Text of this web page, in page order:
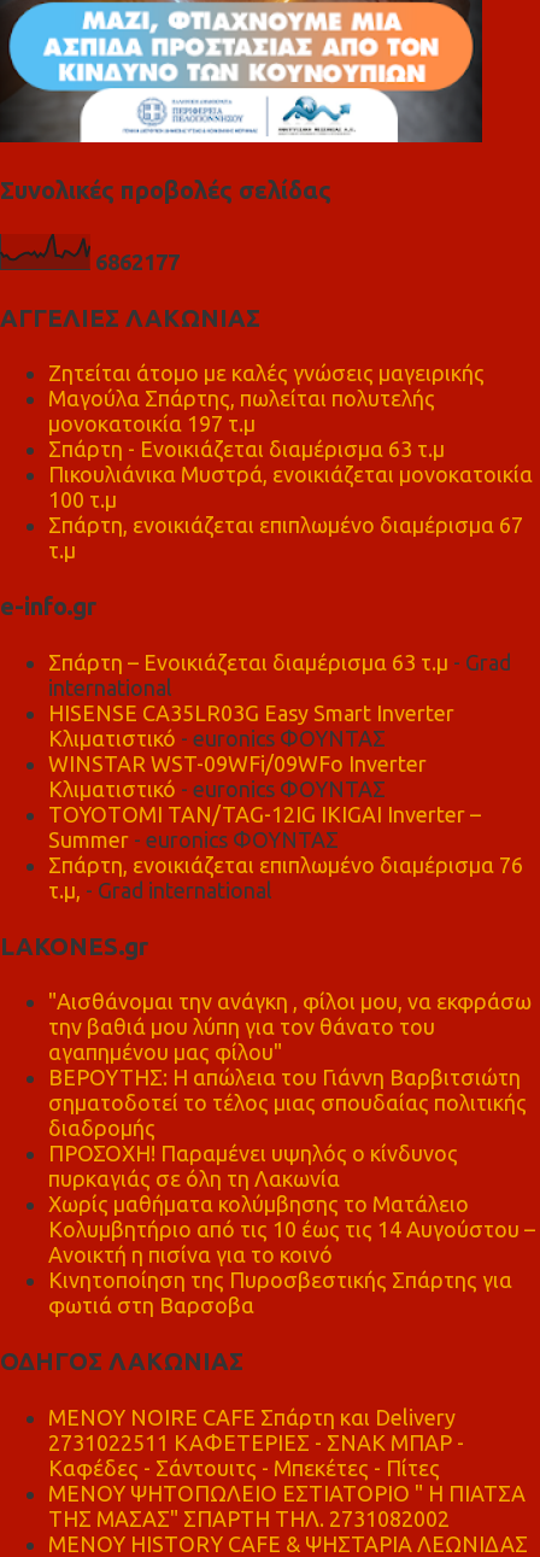
Συνολικές προβολές σελίδας
6862177
ΑΓΓΕΛΙΕΣ ΛΑΚΩΝΙΑΣ
Ζητείται άτομο με καλές γνώσεις μαγειρικής
Μαγούλα Σπάρτης, πωλείται πολυτελής
μονοκατοικία 197 τ.μ
Σπάρτη - Ενοικιάζεται διαμέρισμα 63 τ.μ
Πικουλιάνικα Μυστρά, ενοικιάζεται μονοκατοικία
100 τ.μ
Σπάρτη, ενοικιάζεται επιπλωμένο διαμέρισμα 67
τ.μ
e-info.gr
Σπάρτη – Ενοικιάζεται διαμέρισμα 63 τ.μ - Grad
international
HISENSE CA35LR03G Easy Smart Inverter
Κλιματιστικό - euronics ΦΟΥΝΤΑΣ
WINSTAR WST-09WFi/09WFo Inverter
Κλιματιστικό - euronics ΦΟΥΝΤΑΣ
TOYOTOMI TAN/TAG-12IG IKIGAI Inverter –
Summer - euronics ΦΟΥΝΤΑΣ
Σπάρτη, ενοικιάζεται επιπλωμένο διαμέρισμα 76
τ.μ, - Grad international
LAKONES.gr
"Αισθάνομαι την ανάγκη , φίλοι μου, να εκφράσω
την βαθιά μου λύπη για τον θάνατο του
αγαπημένου μας φίλου"
ΒΕΡΟΥΤΗΣ: Η απώλεια του Γιάννη Βαρβιτσιώτη
σηματοδοτεί το τέλος μιας σπουδαίας πολιτικής
διαδρομής
ΠΡΟΣΟΧΗ! Παραμένει υψηλός ο κίνδυνος
πυρκαγιάς σε όλη τη Λακωνία
Χωρίς μαθήματα κολύμβησης το Ματάλειο
Κολυμβητήριο από τις 10 έως τις 14 Αυγούστου –
Ανοικτή η πισίνα για το κοινό
Κινητοποίηση της Πυροσβεστικής Σπάρτης για
φωτιά στη Βαρσοβα
ΟΔΗΓΟΣ ΛΑΚΩΝΙΑΣ
MENOY NOIRE CAFE Σπάρτη και Delivery
2731022511 ΚΑΦΕΤΕΡΙΕΣ - ΣΝΑΚ ΜΠΑΡ -
Καφέδες - Σάντουιτς - Μπεκέτες - Πίτες
ΜΕΝΟΥ ΨΗΤΟΠΩΛΕΙΟ ΕΣΤΙΑΤΟΡΙΟ " Η ΠΙΑΤΣΑ
ΤΗΣ ΜΑΣΑΣ" ΣΠΑΡΤΗ ΤΗΛ. 2731082002
ΜΕΝΟΥ HISTORY CAFE & ΨΗΣΤΑΡΙΑ ΛΕΩΝΙΔΑΣ